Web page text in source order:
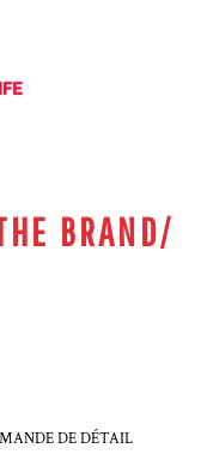
BRAND/
DE DÉTAIL